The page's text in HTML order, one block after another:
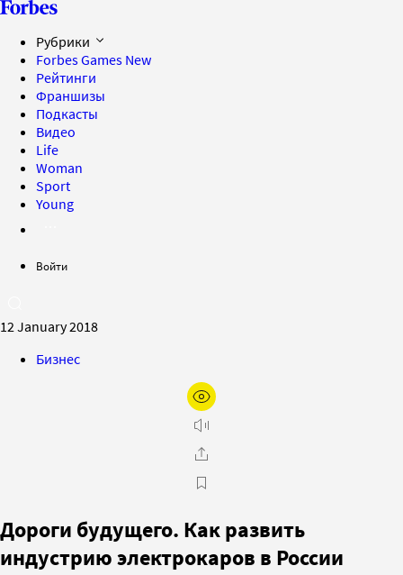
Рубрики
Forbes Games New
Рейтинги
Франшизы
Подкасты
Видео
Life
Woman
Sport
Young
Войти
12 January 2018
Бизнес
Дороги будущего. Как развить
индустрию электрокаров в России